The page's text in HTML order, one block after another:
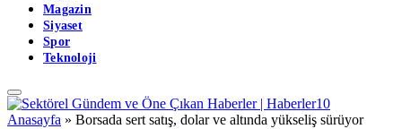
Magazin
Siyaset
Spor
Teknoloji
Anasayfa » Borsada sert satış, dolar ve altında yükseliş sürüyor